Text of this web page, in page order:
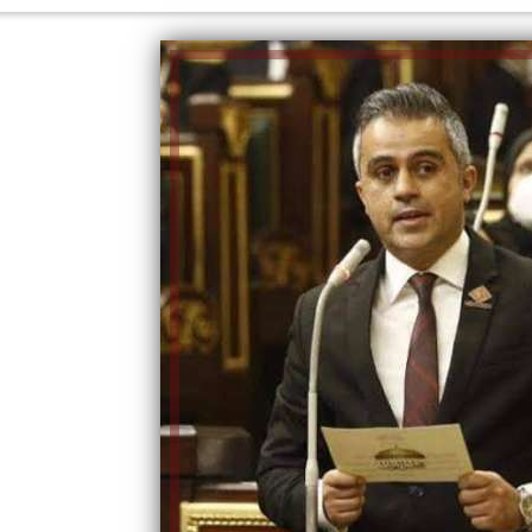
إلهام شرشر تكتب: دي مبقتش كورة..
الكاتبة إلهام شرشر تهنئ الرئيس
السيسي بعيد ميلاده وتُشيد بجهوده
في بناء الدولة